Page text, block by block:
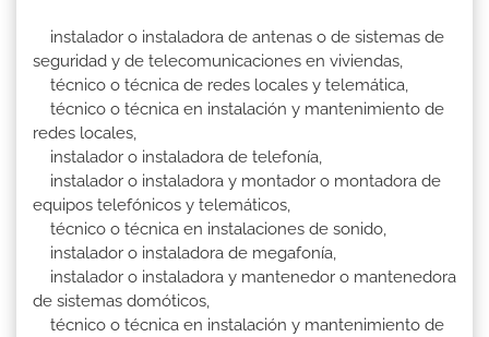
instalador o instaladora de antenas o de sistemas de
seguridad y de telecomunicaciones en viviendas,
técnico o técnica de redes locales y telemática,
técnico o técnica en instalación y mantenimiento de
redes locales,
instalador o instaladora de telefonía,
instalador o instaladora y montador o montadora de
equipos telefónicos y telemáticos,
técnico o técnica en instalaciones de sonido,
instalador o instaladora de megafonía,
instalador o instaladora y mantenedor o mantenedora
de sistemas domóticos,
técnico o técnica en instalación y mantenimiento de